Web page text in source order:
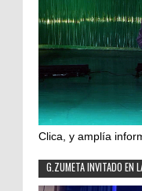
Clica, y amplía
G.ZUMETA INVITADO EN